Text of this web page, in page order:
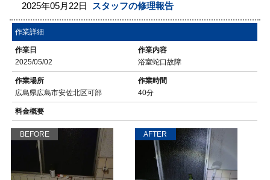
2025年05月22日 スタッフの修理報告
作業詳細
作業日
2025/05/02
作業内容
浴室蛇口故障
作業場所
広島県広島市安佐北区可部
作業時間
40分
料金概要
BEFORE AFTER